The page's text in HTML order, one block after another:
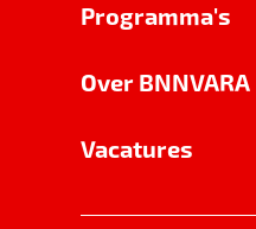
Programma's
Over BNNVARA
Vacatures